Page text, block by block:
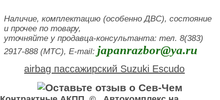
Наличие, комплектацию (особенно ДВС), состояние
и прочее по товару,
уточняйте у продавца-консультанта: тел. 8(383)
2917-888 (МТС), E-mail: japanrazbor@ya.ru
airbag пассажирский Suzuki Escudo